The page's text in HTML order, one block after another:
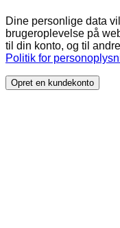
Dine personlige data
brugeroplevelse på
til din konto, og til
Politik for
Opret en kundekonto